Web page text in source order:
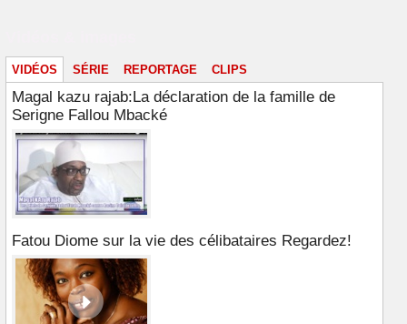
VIDÉOS SÉRIE REPORTAGE CLIPS
Magal kazu rajab:La déclaration de la famille de
Serigne Fallou Mbacké
Fatou Diome sur la vie des célibataires Regardez!